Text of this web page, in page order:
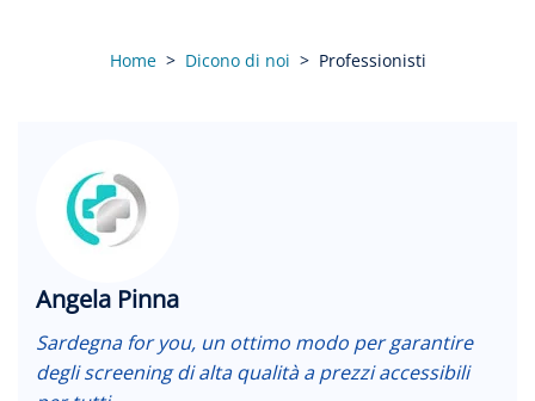
Home Dicono di noi Professionisti
Angela Pinna
Sardegna for you, un ottimo modo per garantire
degli screening di alta qualità a prezzi accessibili